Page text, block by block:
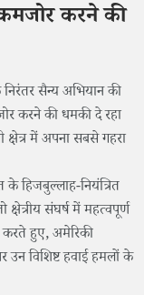
करने की
सैन्य अभियान की
करने की धमकी दे रहा
क्षेत्र में अपना सबसे गहरा
हिजबुल्लाह-नियंत्रित
संघर्ष में महत्वपूर्ण
करते हुए, अमेरिकी
उन विशिष्ट हवाई हमलों के